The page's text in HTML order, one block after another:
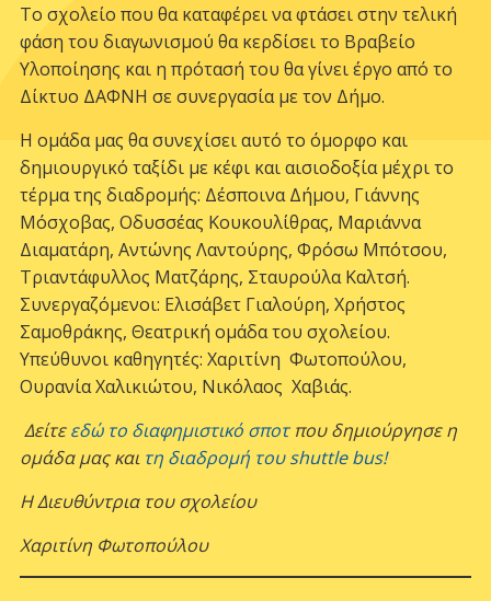
Το σχολείο που θα καταφέρει να φτάσει στην τελική
φάση του διαγωνισμού θα κερδίσει το Βραβείο
Υλοποίησης και η πρότασή του θα γίνει έργο από το
Δίκτυο ΔΑΦΝΗ σε συνεργασία με τον Δήμο.
Η ομάδα μας θα συνεχίσει αυτό το όμορφο και
δημιουργικό ταξίδι με κέφι και αισιοδοξία μέχρι το
τέρμα της διαδρομής: Δέσποινα Δήμου, Γιάννης
Μόσχοβας, Οδυσσέας Κουκουλίθρας, Μαριάννα
Διαματάρη, Αντώνης Λαντούρης, Φρόσω Μπότσου,
Τριαντάφυλλος Ματζάρης, Σταυρούλα Καλτσή.
Συνεργαζόμενοι: Ελισάβετ Γιαλούρη, Χρήστος
Σαμοθράκης, Θεατρική ομάδα του σχολείου.
Υπεύθυνοι καθηγητές: Χαριτίνη Φωτοπούλου,
Ουρανία Χαλικιώτου, Νικόλαος Χαβιάς.
Δείτεεδώ το διαφημιστικό σποτπου δημιούργησε η
ομάδα μας και τη διαδρομή τουshuttle bus!
Η Διευθύντρια του σχολείου
Χαριτίνη Φωτοπούλου